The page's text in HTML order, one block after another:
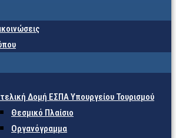
Δομή ΕΣΠΑ Υπουργείου Τουρισμού
Θεσμικό Πλαίσιο
Οργανόγραμμα